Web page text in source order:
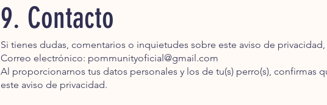
9. Contacto
Si tienes dudas, comentarios o inquietudes sobre este aviso de
Correo electrónico: pommunityoficial@gmail.com
Al proporcionarnos tus datos personales y los de tu(s) perro(s), confirmas
este aviso de privacidad.